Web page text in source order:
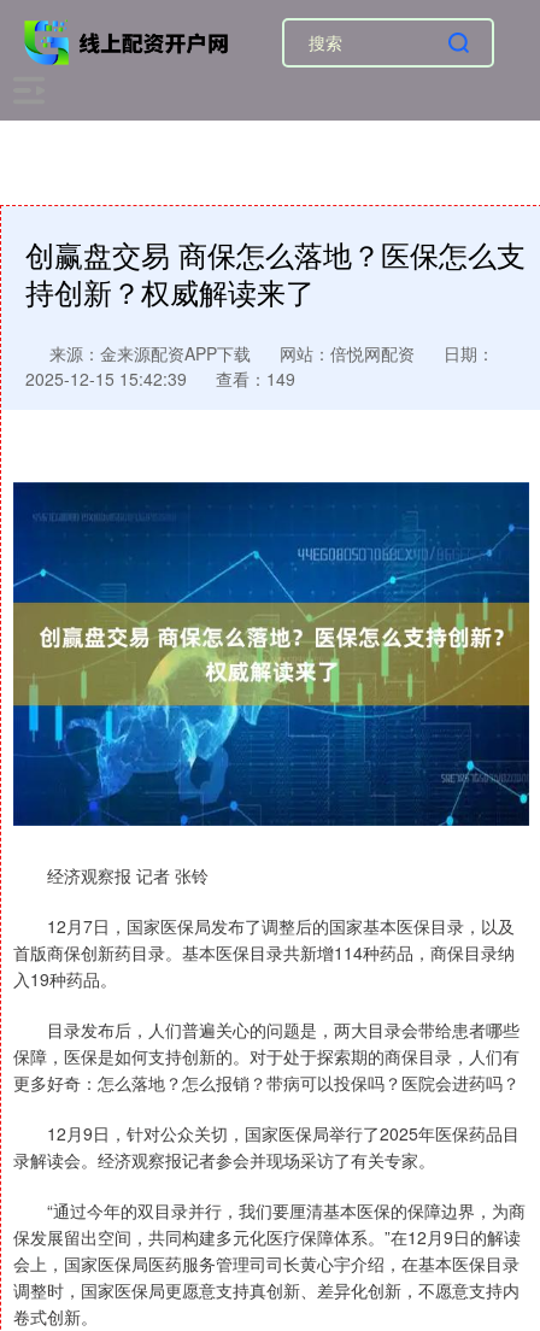
创赢盘交易 商保怎么落地？医保怎么支
持创新？权威解读来了
来源：金来源配资APP下载 网站：倍悦网配资
日期：
2025-12-15 15:42:39
查看：149
经济观察报 记者 张铃
12月7日，国家医保局发布了调整后的国家基本医保目录，以及
首版商保创新药目录。基本医保目录共新增114种药品，商保目录纳
入19种药品。
目录发布后，人们普遍关心的问题是，两大目录会带给患者哪些
保障，医保是如何支持创新的。对于处于探索期的商保目录，人们有
更多好奇：怎么落地？怎么报销？带病可以投保吗？医院会进药吗？
12月9日，针对公众关切，国家医保局举行了2025年医保药品目
录解读会。经济观察报记者参会并现场采访了有关专家。
“通过今年的双目录并行，我们要厘清基本医保的保障边界，为商
保发展留出空间，共同构建多元化医疗保障体系。”在12月9日的解读
会上，国家医保局医药服务管理司司长黄心宇介绍，在基本医保目录
调整时，国家医保局更愿意支持真创新、差异化创新，不愿意支持内
卷式创新。